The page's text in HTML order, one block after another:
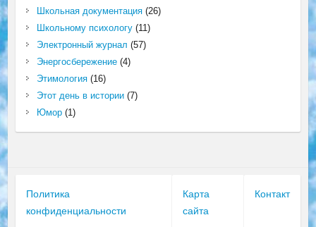
Школьная документация(26)
Школьному психологу(11)
Электронный журнал (57)
Энергосбережение(4)
Этимология(16)
Этот день в истории(7)
Юмор(1)
Политика
конфиденциальности
Карта
сайта
Контакт